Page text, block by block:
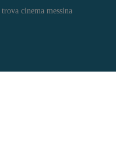
trova cinema messina